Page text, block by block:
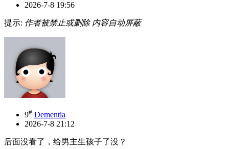
2026-7-8 19:56
提示: 作者被禁止或删除 内容自动屏蔽
9# Dementia
2026-7-8 21:12
后面没看了，给男主生孩子了没？